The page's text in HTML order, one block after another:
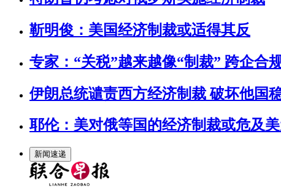
靳明俊：美国经济制裁或适得其反
专家：“关税”越来越像“制裁” 跨企合
伊朗总统谴责西方经济制裁 破坏他国
耶伦：美对俄等国的经济制裁或危及
新闻速递